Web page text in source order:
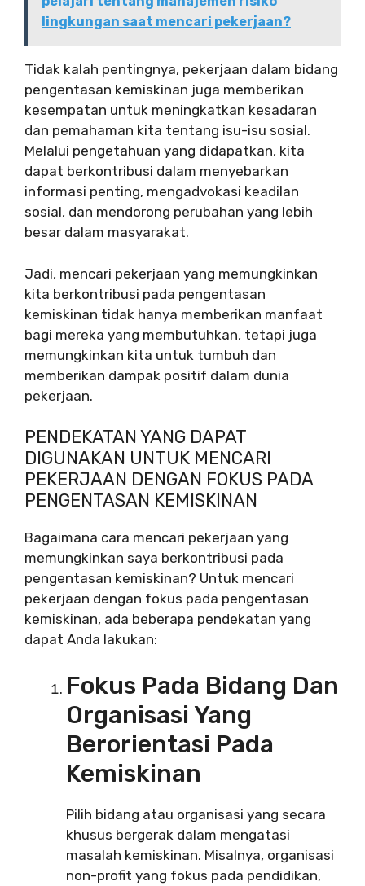
lingkungan saat mencari pekerjaan?
Tidak kalah pentingnya, pekerjaan dalam bidang
pengentasan kemiskinan juga memberikan
kesempatan untuk meningkatkan kesadaran
dan pemahaman kita tentang isu-isu sosial.
Melalui pengetahuan yang didapatkan, kita
dapat berkontribusi dalam menyebarkan
informasi penting, mengadvokasi keadilan
sosial, dan mendorong perubahan yang lebih
besar dalam masyarakat.
Jadi, mencari pekerjaan yang memungkinkan
kita berkontribusi pada pengentasan
kemiskinan tidak hanya memberikan manfaat
bagi mereka yang membutuhkan, tetapi juga
memungkinkan kita untuk tumbuh dan
memberikan dampak positif dalam dunia
pekerjaan.
PENDEKATAN YANG DAPAT
DIGUNAKAN UNTUK MENCARI
PEKERJAAN DENGAN FOKUS PADA
PENGENTASAN KEMISKINAN
Bagaimana cara mencari pekerjaan yang
memungkinkan saya berkontribusi pada
pengentasan kemiskinan? Untuk mencari
pekerjaan dengan fokus pada pengentasan
kemiskinan, ada beberapa pendekatan yang
dapat Anda lakukan:
Fokus Pada Bidang Dan
Organisasi Yang
Berorientasi Pada
Kemiskinan
Pilih bidang atau organisasi yang secara
khusus bergerak dalam mengatasi
masalah kemiskinan. Misalnya, organisasi
non-profit yang fokus pada pendidikan,